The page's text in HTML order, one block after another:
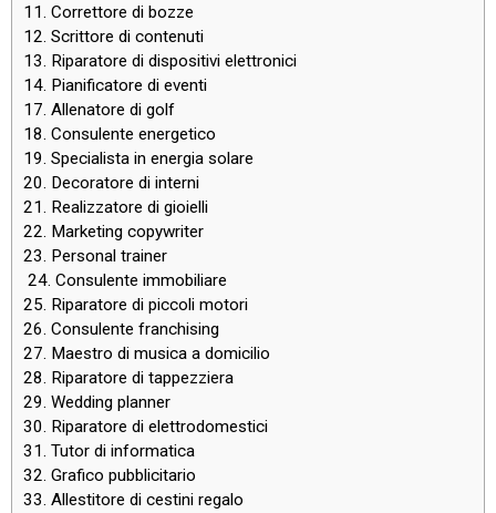
11. Correttore di bozze
12. Scrittore di contenuti
13. Riparatore di dispositivi elettronici
14. Pianificatore di eventi
17. Allenatore di golf
18. Consulente energetico
19. Specialista in energia solare
20. Decoratore di interni
21. Realizzatore di gioielli
22. Marketing copywriter
23. Personal trainer
24. Consulente immobiliare
25. Riparatore di piccoli motori
26. Consulente franchising
27. Maestro di musica a domicilio
28. Riparatore di tappezziera
29. Wedding planner
30. Riparatore di elettrodomestici
31. Tutor di informatica
32. Grafico pubblicitario
33. Allestitore di cestini regalo